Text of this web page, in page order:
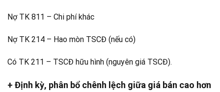
Nợ TK 811 – Chi phí khác
Nợ TK 214 – Hao mòn TSCĐ (nếu có)
Có TK 211 – TSCĐ hữu hình (nguyên giá TSCĐ).
+ Định kỳ, phân bổ chênh lệch giữa giá bán cao hơn